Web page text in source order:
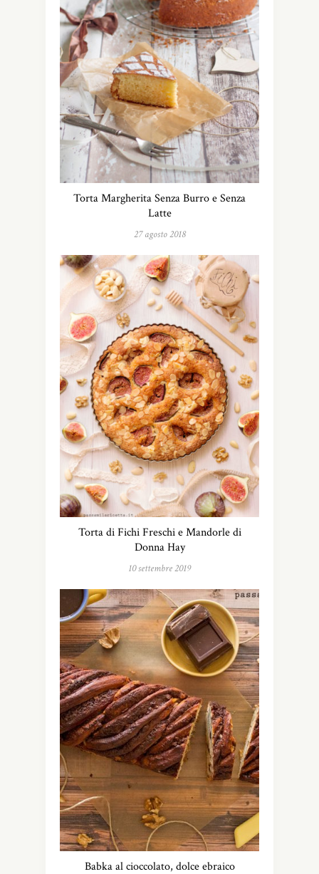
Torta Margherita Senza Burro e Senza
Latte
27 agosto 2018
Torta di Fichi Freschi e Mandorle di
Donna Hay
10 settembre 2019
Babka al cioccolato, dolce ebraico